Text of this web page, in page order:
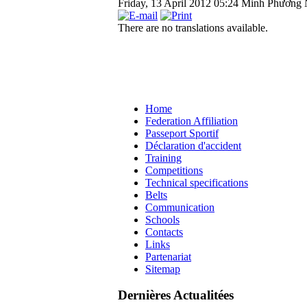
Friday, 13 April 2012 05:24 Minh Phương
There are no translations available.
Home
Federation Affiliation
Passeport Sportif
Déclaration d'accident
Training
Competitions
Technical specifications
Belts
Communication
Schools
Contacts
Links
Partenariat
Sitemap
Dernières Actualitées